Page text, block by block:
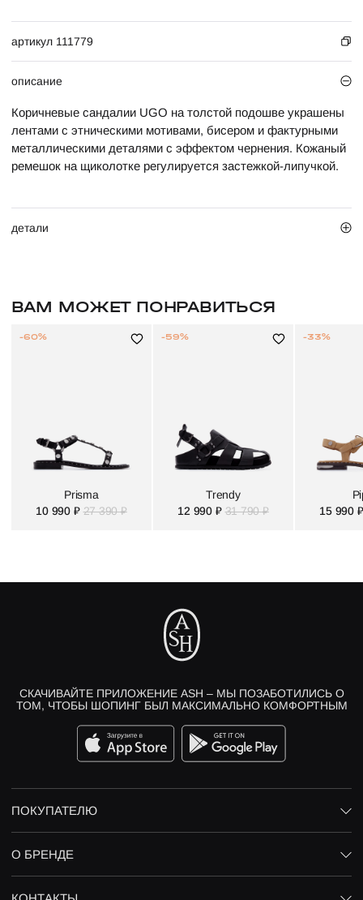
артикул 111779
описание
Коричневые сандалии UGO на толстой подошве украшены
лентами с этническими мотивами, бисером и фактурными
металлическими деталями с эффектом чернения. Кожаный
ремешок на щиколотке регулируется застежкой-липучкой.
детали
ВАМ МОЖЕТ ПОНРАВИТЬСЯ
Prisma
10 990 ₽ 27 390 ₽
-60%
Trendy
12 990 ₽ 31 790 ₽
-59%
15 990 ₽
-33%
СКАЧИВАЙТЕ ПРИЛОЖЕНИЕ ASH – МЫ ПОЗАБОТИЛИСЬ О
ТОМ, ЧТОБЫ ШОПИНГ БЫЛ МАКСИМАЛЬНО КОМФОРТНЫМ
ПОКУПАТЕЛЮ
О БРЕНДЕ